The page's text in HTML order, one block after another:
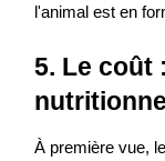
l'animal est en
5. Le coût
À première vue,